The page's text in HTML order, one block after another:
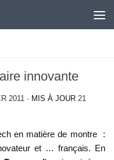
innovante
2011 · MIS À JOUR 21
en matière de montre :
et … français. En